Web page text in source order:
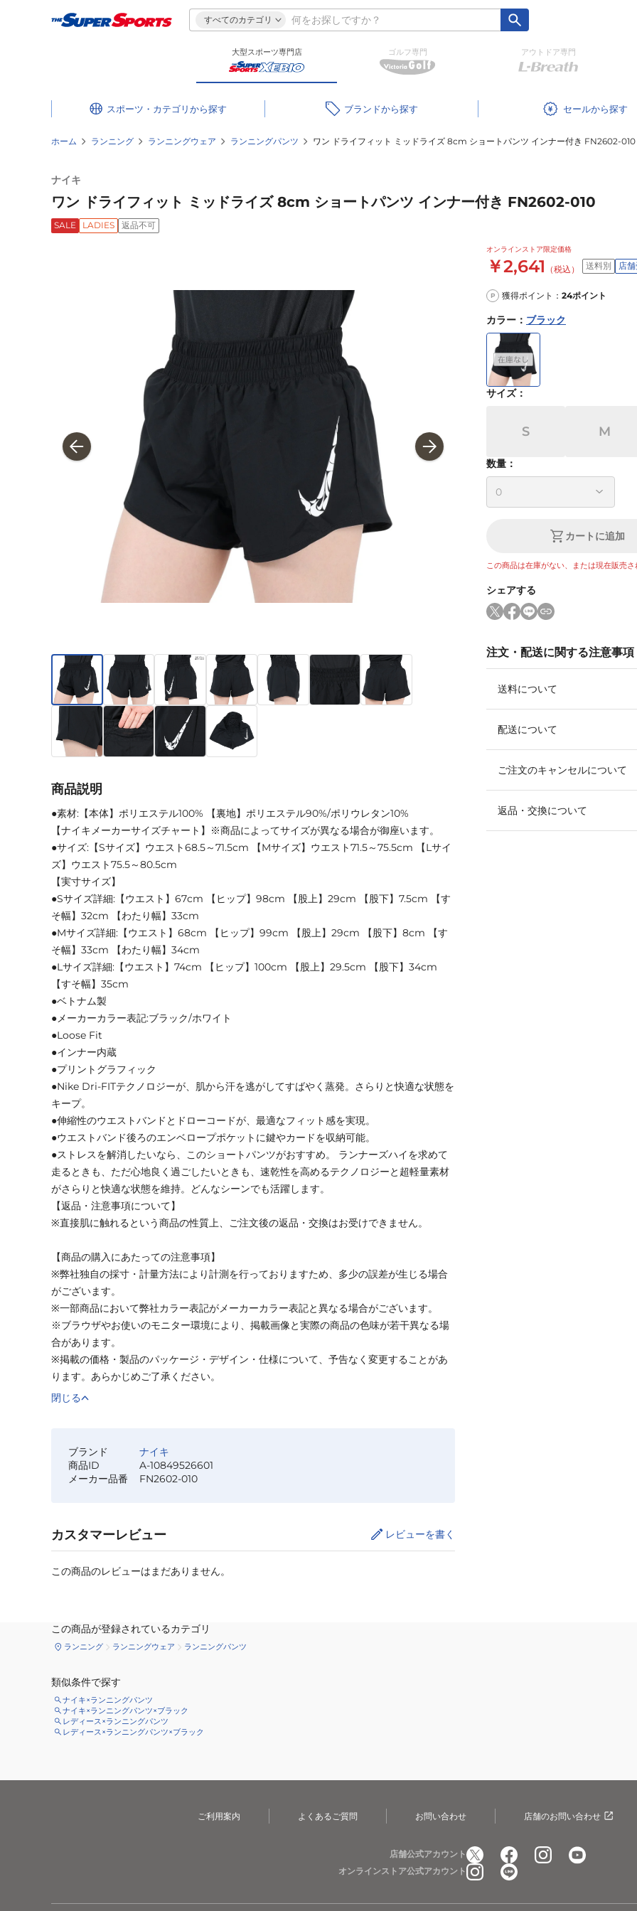
すべてのカテゴリ
大型スポーツ専門店 ゴルフ専門 アウトドア専門
スポーツ・カテゴリ ブランド セール
ホーム ランニング ランニングウェア ランニングパンツ ワン ドライフィット ミッドライズ 8cm ショートパンツ インナー付き FN2602-010
ナイキ
ワン ドライフィット ミッドライズ 8cm ショートパンツ インナー付き FN2602-010
SALE LADIES 返品不可
オンラインストア限定価格
￥2,641 （税込） 送料別 店
P 獲得ポイント： 24ポイント
カラー ： ブラック
サイズ：
S M
数量：
カートに追加
この商品は在庫がない、または現在販売さ
シェアする
注文・配送に関する注意事項
送料について
配送について
ご注文のキャンセルについて
返品・交換について
商品説明
●素材:【本体】ポリエステル100% 【裏地】ポリエステル90%/ポリウレタン10%
【ナイキメーカーサイズチャート】※商品によってサイズが異なる場合が御座います。
●サイズ:【Sサイズ】ウエスト68.5～71.5cm 【Mサイズ】ウエスト71.5～75.5cm 【Lサイ
ズ】ウエスト75.5～80.5cm
【実寸サイズ】
●Sサイズ詳細:【ウエスト】67cm 【ヒップ】98cm 【股上】29cm 【股下】7.5cm 【す
そ幅】32cm 【わたり幅】33cm
●Mサイズ詳細:【ウエスト】68cm 【ヒップ】99cm 【股上】29cm 【股下】8cm 【す
そ幅】33cm 【わたり幅】34cm
●Lサイズ詳細:【ウエスト】74cm 【ヒップ】100cm 【股上】29.5cm 【股下】34cm
【すそ幅】35cm
●ベトナム製
●メーカーカラー表記:ブラック/ホワイト
●Loose Fit
●インナー内蔵
●プリントグラフィック
●Nike Dri-FITテクノロジーが、肌から汗を逃がしてすばやく蒸発。さらりと快適な状態を
キープ。
●伸縮性のウエストバンドとドローコードが、最適なフィット感を実現。
●ウエストバンド後ろのエンベロープポケットに鍵やカードを収納可能。
●ストレスを解消したいなら、このショートパンツがおすすめ。 ランナーズハイを求めて
走るときも、ただ心地良く過ごしたいときも、速乾性を高めるテクノロジーと超軽量素材
がさらりと快適な状態を維持。どんなシーンでも活躍します。
【返品・注意事項について】
※直接肌に触れるという商品の性質上、ご注文後の返品・交換はお受けできません。
【商品の購入にあたっての注意事項】
※弊社独自の採寸・計量方法により計測を行っておりますため、多少の誤差が生じる場合
がございます。
※一部商品において弊社カラー表記がメーカーカラー表記と異なる場合がございます。
※ブラウザやお使いのモニター環境により、掲載画像と実際の商品の色味が若干異なる場
合があります。
※掲載の価格・製品のパッケージ・デザイン・仕様について、予告なく変更することがあ
ります。あらかじめご了承ください。
閉じる
ブランド
ナイキ
商品ID
A-10849526601
メーカー品番
FN2602-010
カスタマーレビュー レビューを書く
この商品のレビューはまだありません。
この商品が登録されているカテゴリ
ランニング ランニングウェア ランニングパンツ
類似条件で探す
ナイキ×ランニングパンツ
ナイキ×ランニングパンツ×ブラック
レディース×ランニングパンツ
レディース×ランニングパンツ×ブラック
ご利用案内 よくあるご質問 お問い合わせ 店舗のお問い合わせ
店舗公式アカウント
オンラインストア公式アカウント